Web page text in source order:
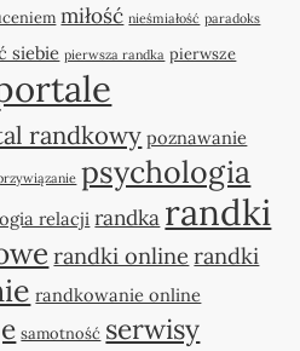
miłość nieśmiałość paradoks
siebie pierwsza randka pierwsze
randkowy poznawanie
psychologia
relacji randka randki
randki online randki
randkowanie online
samotność serwisy